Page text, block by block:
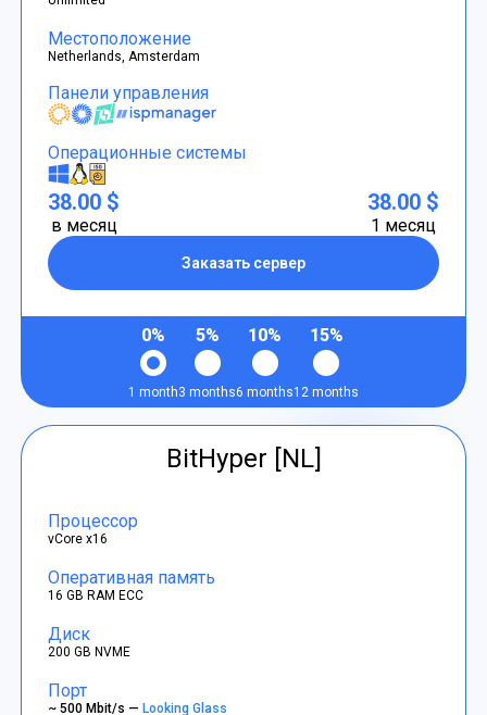
Местоположение
Netherlands, Amsterdam
Панели управления
Операционные системы
38.00 $
в месяц
Заказать сервер
38.00 $
1 месяц
0%
1 month
5%
3 months
10%
6 months
15%
12 months
BitHyper [NL]
Процессор
vCore x16
Оперативная память
16 GB RAM ECC
Диск
200 GB NVME
Порт
~ 500 Mbit/s —Looking Glass